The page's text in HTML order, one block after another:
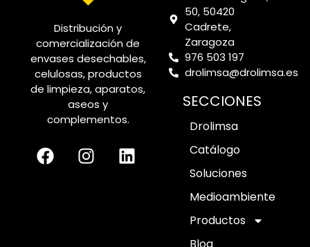
Distribución y
comercialización de
envases desechables,
celulosas, productos
de limpieza, aparatos,
aseos y
complementos.
50, 50420
Cadrete,
Zaragoza
976 503 197
drolimsa@drolimsa.es
SECCIONES
Drolimsa
Catálogo
Soluciones
Medioambiente
Productos